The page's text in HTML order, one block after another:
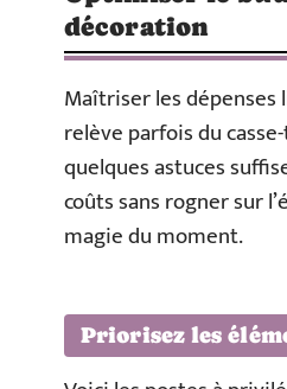
décoration
Maîtriser les dépenses
relève parfois du
quelques astuces
coûts sans rogner sur
magie du moment.
Priorisez les